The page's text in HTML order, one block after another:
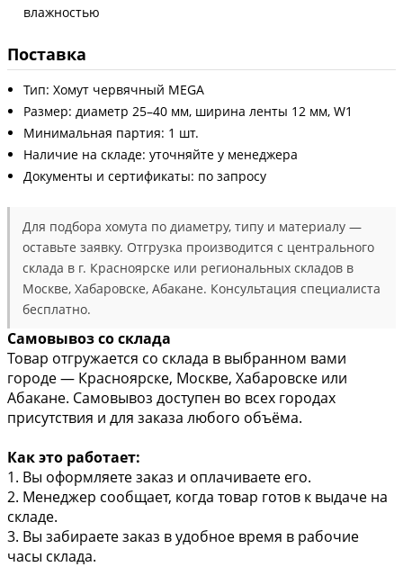
влажностью
Поставка
Тип: Хомут червячный MEGA
Размер: диаметр 25–40 мм, ширина ленты 12 мм, W1
Минимальная партия: 1 шт.
Наличие на складе: уточняйте у менеджера
Документы и сертификаты: по запросу
Для подбора хомута по диаметру, типу и материалу —
оставьте заявку. Отгрузка производится с центрального
склада в г. Красноярске или региональных складов в
Москве, Хабаровске, Абакане. Консультация специалиста
бесплатно.
Самовывоз со склада
Товар отгружается со склада в выбранном вами
городе — Красноярске, Москве, Хабаровске или
Абакане. Самовывоз доступен во всех городах
присутствия и для заказа любого объёма.
Как это работает:
1. Вы оформляете заказ и оплачиваете его.
2. Менеджер сообщает, когда товар готов к выдаче на
складе.
3. Вы забираете заказ в удобное время в рабочие
часы склада.